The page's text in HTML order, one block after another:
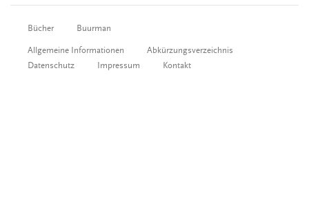
Bücher Buurman
Allgemeine Informationen
Abkürzungsverzeichnis
Datenschutz
Impressum Kontakt